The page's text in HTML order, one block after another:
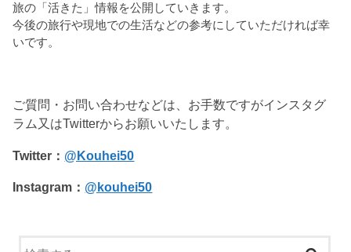
旅の「活きた」情報を公開していきます。
今後の旅行や現地での生活などの参考にしていただければ幸
いです。
ご質問・お問い合わせなどは、お手数ですがインスタグ
ラム又はTwitterからお願いいたします。
Twitter： @Kouhei50
Instagram： @kouhei50